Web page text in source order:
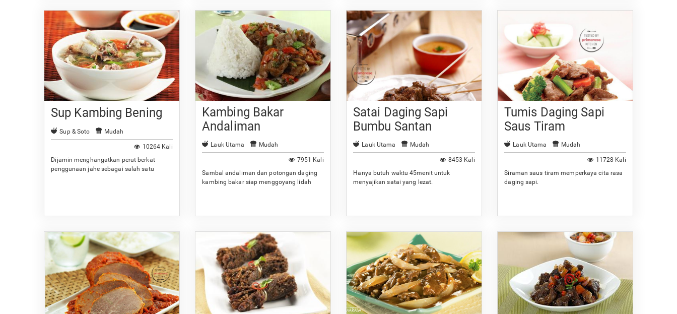
Sup Kambing Bening
Sup & Soto Mudah
10264 Kali
Dijamin menghangatkan perut berkat
penggunaan jahe sebagai salah satu
Kambing Bakar
Andaliman
Lauk Utama Mudah
7951 Kali
Sambal andaliman dan potongan daging
kambing bakar siap menggoyang lidah
Satai Daging Sapi
Bumbu Santan
Lauk Utama Mudah
8453 Kali
Hanya butuh waktu 45menit untuk
menyajikan satai yang lezat.
Tumis Daging Sapi
Saus Tiram
Lauk Utama Mudah
11728 Kali
Siraman saus tiram memperkaya cita rasa
daging sapi.